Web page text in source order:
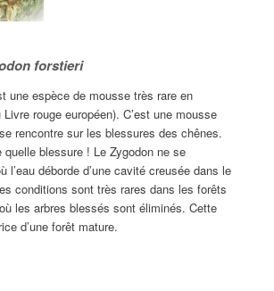
forstieri
une espèce de mousse très rare en
rouge européen). C’est une mousse
rencontre sur les blessures des chênes.
quelle blessure ! Le Zygodon ne se
l’eau déborde d’une cavité creusée dans le
conditions sont très rares dans les forêts
les arbres blessés sont éliminés. Cette
d’une forêt mature.